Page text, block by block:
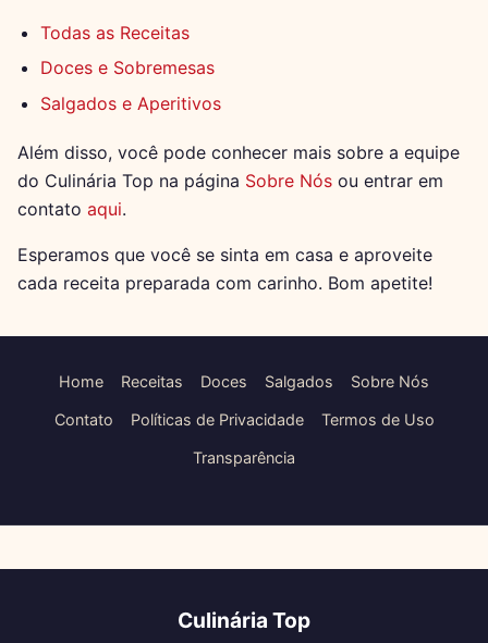
Todas as Receitas
Doces e Sobremesas
Salgados e Aperitivos
Além disso, você pode conhecer mais sobre a equipe
do Culinária Top na página Sobre Nós ou entrar em
contato aqui.
Esperamos que você se sinta em casa e aproveite
cada receita preparada com carinho. Bom apetite!
Home Receitas Doces Salgados Sobre Nós
Contato Políticas de Privacidade Termos de Uso
Transparência
Culinária Top